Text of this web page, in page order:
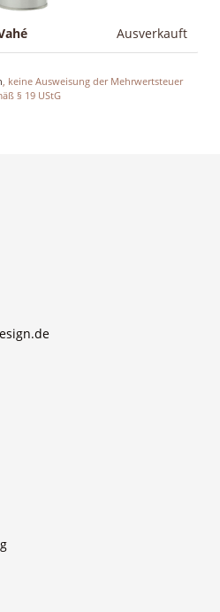
Ausverkauft
, keine Ausweisung der Mehrwertsteuer
§ 19 UStG